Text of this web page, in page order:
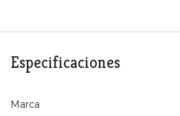
Especificaciones
Marca